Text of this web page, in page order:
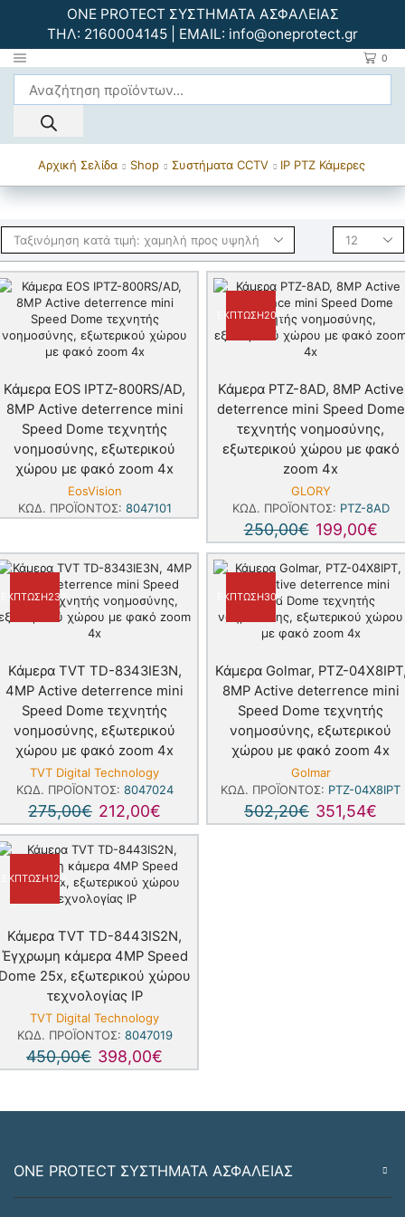
ONE PROTECT ΣΥΣΤΗΜΑΤΑ ΑΣΦΑΛΕΙΑΣ
ΤΗΛ: 2160004145 | EMAIL: info@oneprotect.gr
0
Αρχική Σελίδα Shop Συστήματα CCTV IP PTZ Κάμερες
Κάμερα ΕΟS IPTZ-800RS/AD,
8MP Active deterrence mini
Speed Dome τεχνητής
νοημοσύνης, εξωτερικού
χώρου με φακό zoom 4x
EosVision
ΚΩΔ. ΠΡΟΪΌΝΤΟΣ: 8047101
ΈΚΠΤΩΣΗ20%
Κάμερα PTZ-8AD, 8MP Active
deterrence mini Speed Dome
τεχνητής νοημοσύνης,
εξωτερικού χώρου με φακό
zoom 4x
GLORY
ΚΩΔ. ΠΡΟΪΌΝΤΟΣ: PTZ-8AD
250,00€ 199,00€
ΈΚΠΤΩΣΗ23%
Κάμερα TVT TD-8343IE3N,
4MP Active deterrence mini
Speed Dome τεχνητής
νοημοσύνης, εξωτερικού
χώρου με φακό zoom 4x
TVT Digital Technology
ΚΩΔ. ΠΡΟΪΌΝΤΟΣ: 8047024
275,00€ 212,00€
ΈΚΠΤΩΣΗ30%
Κάμερα Golmar, PTZ-
8MP Active deterrence mini
Speed Dome τεχνητής
νοημοσύνης, εξωτερικού
χώρου με φακό zoom 4x
Golmar
ΚΩΔ. ΠΡΟΪΌΝΤΟΣ: PTZ-04X8IPT
502,20€ 351,54€
ΈΚΠΤΩΣΗ12%
Κάμερα TVT TD-8443IS2N,
Έγχρωμη κάμερα 4MP Speed
25x, εξωτερικού χώρου
τεχνολογίας IP
TVT Digital Technology
ΚΩΔ. ΠΡΟΪΌΝΤΟΣ: 8047019
450,00€ 398,00€
ONE PROTECT ΣΥΣΤΗΜΑΤΑ ΑΣΦΑΛΕΙΑΣ